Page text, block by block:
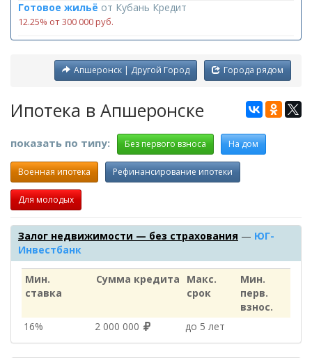
Готовое жильё от Кубань Кредит
12.25% от 300 000 руб.
Города рядом
Апшеронск | Другой Город
Ипотека в Апшеронске
показать по типу: Без первого взноса На дом
Военная ипотека Рефинансирование ипотеки
Для молодых
Залог недвижимости — без страхования — ЮГ-
Инвестбанк
Мин.
ставка
Сумма кредита
Макс.
срок
Мин.
перв.
взнос.
16%
2 000 000 до 5 лет